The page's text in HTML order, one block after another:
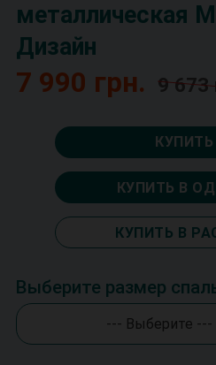
металлическая
Дизайн
7 990 грн. 9 673
КУПИТЬ
КУПИТЬ В
КУПИТЬ В
Выберите размер
--- Выберите ---